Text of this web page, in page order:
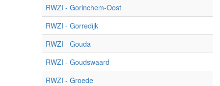
RWZI - Gorinchem-Oost
RWZI - Gorredijk
RWZI - Gouda
RWZI - Goudswaard
RWZI - Groede